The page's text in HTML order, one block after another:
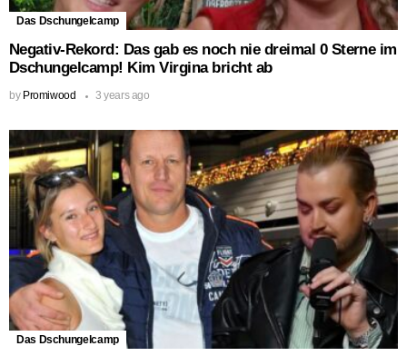
Das Dschungelcamp
Negativ-Rekord: Das gab es noch nie dreimal 0 Sterne im
Dschungelcamp! Kim Virgina bricht ab
by Promiwood 3 years ago
Das Dschungelcamp